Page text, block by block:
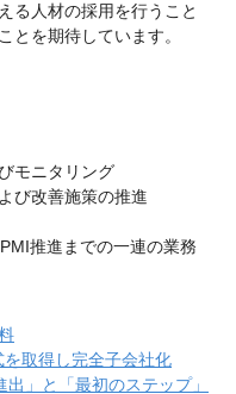
る人材の採用を行うこと
とを期待しています。
モニタリング
び改善施策の推進
推進までの一連の業務
取得し完全子会社化
」と「最初のステップ」